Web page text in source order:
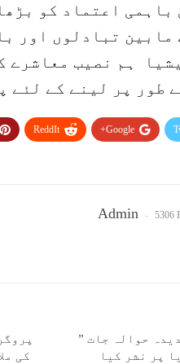
باہمی اعتماد کو
تبادلوں اور
ہم نصیب معاشرے
طور پر لینے کے لئے
Google+
ReddIt
Admin 5306
حوالہ جات ”
پر نشر کیا
کی